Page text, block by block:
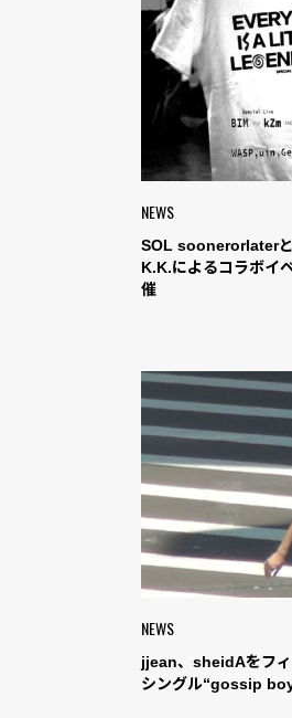
NEWS
SOL soonerorlater
K.K.によるコラボイ
催
NEWS
jjean、sheidAをフ
シングル“gossip